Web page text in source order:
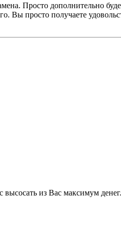
Просто дополнительно
Вы просто получаете
высосать из Вас максимум денег.